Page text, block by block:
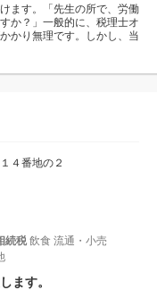
ます。「先生の所で、労働
か？」一般的に、税理士オ
かり無理です。しかし、当
４番地の２
続税 飲食 流通・小売
ます。